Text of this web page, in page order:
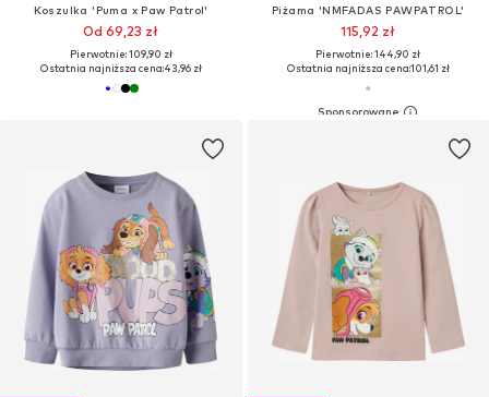
Koszulka 'Puma x Paw Patrol'
Od 69,23 zł
Pierwotnie: 109,90 zł
Ostatnia najniższa cena:43,96 zł
Piżama 'NMFADAS PAWPATROL'
115,92 zł
Pierwotnie: 144,90 zł
Ostatnia najniższa cena:101,61 zł